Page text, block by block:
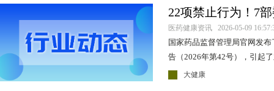
22项禁止行为！7
医药健康资讯 2026-05-09
国家药品监督管理局官网发
告（2026年第42号），引起
大健康